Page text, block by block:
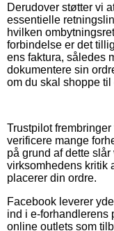
Derudover støtter vi
essentielle
hvilken
forbindelse er det
ens faktura, således
dokumentere sin
om du skal shoppe
Trustpilot
verificere mange
på grund af dette
virksomhedens kritik
placerer din ordre.
Facebook leverer
ind i e-forhandlerens
online outlets som